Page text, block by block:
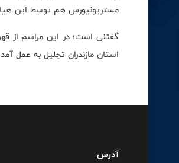
مستریونیورس هم توسط این
گفتنی است؛ در این مراسم از
استان مازندران تجلیل به عمل
آدرس